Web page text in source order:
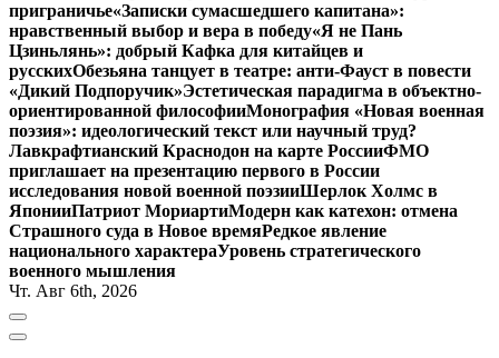
приграничье«Записки сумасшедшего капитана»:
нравственный выбор и вера в победу«Я не Пань
Цзиньлянь»: добрый Кафка для китайцев и
русскихОбезьяна танцует в театре: анти-Фауст в повести
«Дикий Подпоручик»Эстетическая парадигма в объектно-
ориентированной философииМонография «Новая военная
поэзия»: идеологический текст или научный труд?
Лавкрафтианский Краснодон на карте РоссииФМО
приглашает на презентацию первого в России
исследования новой военной поэзииШерлок Холмс в
ЯпонииПатриот МориартиМодерн как катехон: отмена
Страшного суда в Новое времяРедкое явление
национального характераУровень стратегического
военного мышления
Чт. Авг 6th, 2026